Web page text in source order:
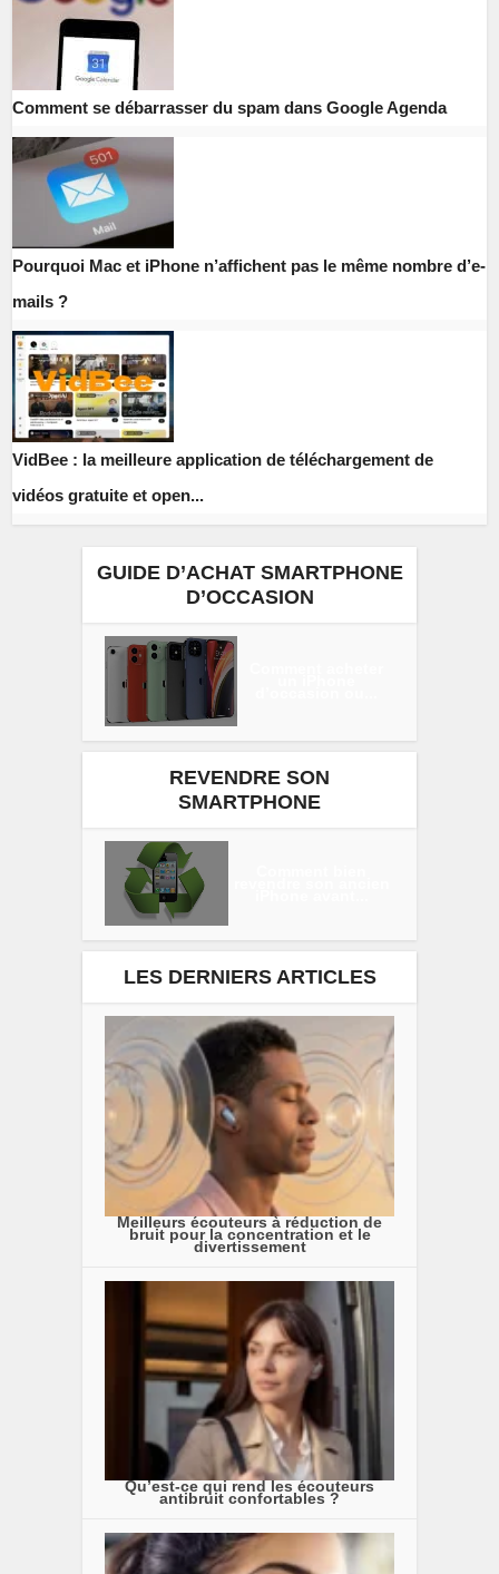
Comment se débarrasser du spam dans Google Agenda
Pourquoi Mac et iPhone n’affichent pas le même nombre d’e-
mails ?
VidBee : la meilleure application de téléchargement de
vidéos gratuite et open...
GUIDE D’ACHAT SMARTPHONE
D’OCCASION
REVENDRE SON
SMARTPHONE
LES DERNIERS ARTICLES
Meilleurs écouteurs à réduction de
bruit pour la concentration et le
divertissement
Qu’est-ce qui rend les écouteurs
antibruit confortables ?